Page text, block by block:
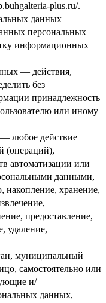
plus.ru/.
данных —
персональных
информационных
— действия,
без
принадлежность
или иному
любое действие
(операций),
автоматизации или
данными,
накопление, хранение,
предоставление,
удаление,
муниципальный
самостоятельно или
и/
данных,